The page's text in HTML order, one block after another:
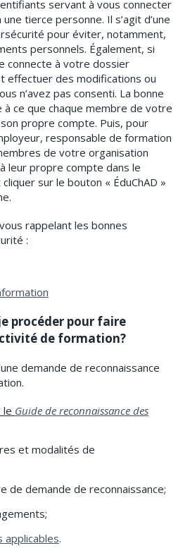
servant à vous connecter
tierce personne. Il s’agit d’une
pour éviter, notamment,
personnels. Également, si
connecte à votre dossier
effectuer des modifications ou
n’avez pas consenti. La bonne
à ce que chaque membre de votre
propre compte. Puis, pour
responsable de formation
de votre organisation
leur propre compte dans le
sur le bouton « ÉduChAD »
rappelant les bonnes
:
procéder pour faire
de formation?
demande de reconnaissance
le Guide de reconnaissance des
et modalités de
de demande de reconnaissance;
applicables.